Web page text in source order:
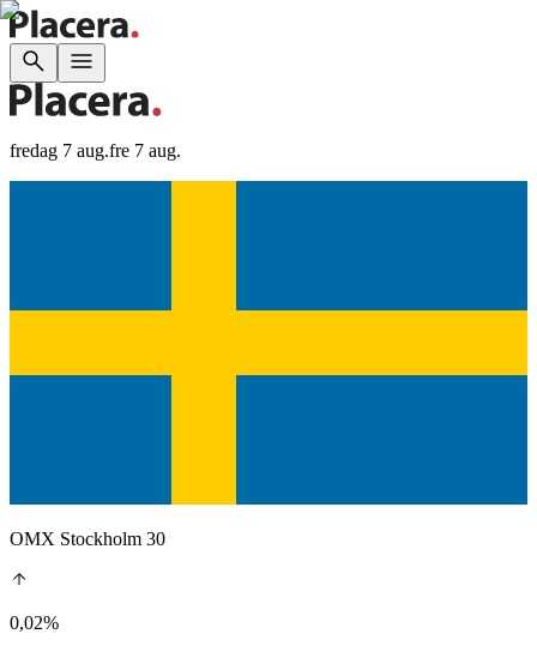
fredag 7 aug.fre 7 aug.
OMX Stockholm 30
0,02%